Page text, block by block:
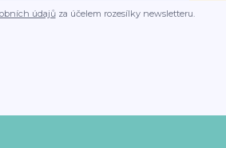
údajůza účelem rozesílky newsletteru.